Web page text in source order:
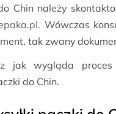
Chin należy
. Wówczas
tak zwany
jak wygląda proces
do Chin.